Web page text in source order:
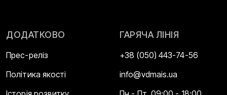
ДОДАТКОВО
Прес-реліз
Політика якості
ГАРЯЧА ЛІНІЯ
+38 (050) 443-74-56
info@vdmais.ua